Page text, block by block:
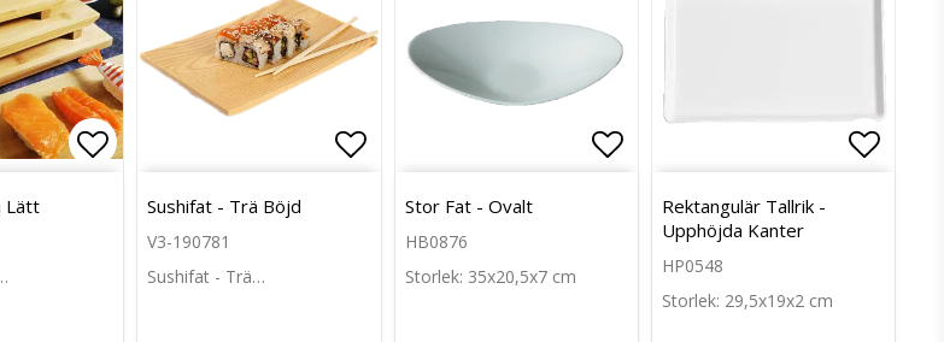
Lägg till i favoritlistan
Lätt Lägg till i favoritlistan
Sushifat - Trä Böjd
V3-190781
Sushifat - Trä…
Lägg till i favoritlistan
Stor Fat - Ovalt
HB0876
Storlek: 35x20,5x7 cm
Rektangulär Tallrik -
Upphöjda Kanter
HP0548
Storlek: 29,5x19x2 cm